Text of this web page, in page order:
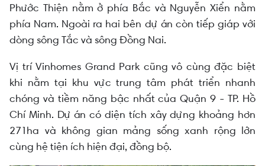
Phước Thiện nằm ở phía Bắc và Nguyễn Xiển nằm
phía Nam. Ngoài ra hai bên dự án còn tiếp giáp với
dòng sông Tắc và sông Đồng Nai.
Vị trí Vinhomes Grand Park cũng vô cùng đặc biệt
khi nằm tại khu vực trung tâm phát triển nhanh
chóng và tiềm năng bậc nhất của Quận 9 - TP. Hồ
Chí Minh. Dự án có diện tích xây dựng khoảng hơn
271ha và không gian mảng sống xanh rộng lớn
cùng hệ tiện ích hiện đại, đồng bộ.